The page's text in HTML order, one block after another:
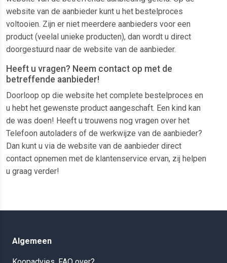
website van de aanbieder kunt u het bestelproces
voltooien. Zijn er niet meerdere aanbieders voor een
product (veelal unieke producten), dan wordt u direct
doorgestuurd naar de website van de aanbieder.
Heeft u vragen? Neem contact op met de
betreffende aanbieder!
Doorloop op die website het complete bestelproces en
u hebt het gewenste product aangeschaft. Een kind kan
de was doen! Heeft u trouwens nog vragen over het
Telefoon autoladers of de werkwijze van de aanbieder?
Dan kunt u via de website van de aanbieder direct
contact opnemen met de klantenservice ervan, zij helpen
u graag verder!
Algemeen